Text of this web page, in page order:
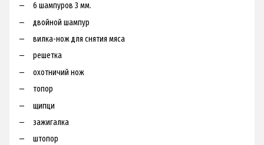
6 шампуров 3 мм.
двойной шампур
вилка-нож для снятия мяса
решетка
охотничий нож
топор
щипци
зажигалка
штопор